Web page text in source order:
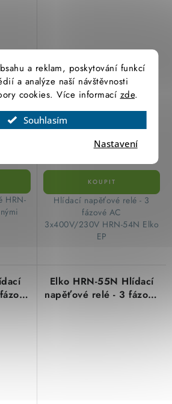
a reklam, poskytování funkcí
a analýze naší návštěvnosti
cookies. Více informací zde.
Souhlasím
Nastavení
HRN-
Skladem(39 ks)
1 114,57 Kč bez DPH
1 348,63 Kč
Hlídací napěťové relé - 3
fázové AC
3x400V/230V HRN-54N Elko
EP
Elko HRN-55N Hlídací
napěťové relé - 3 fázové